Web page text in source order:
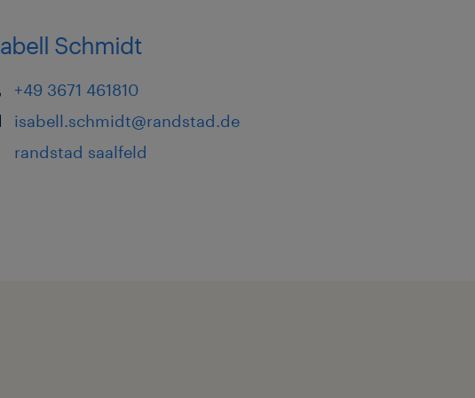
Schmidt
+49 3671 461810
isabell.schmidt@randstad.de
randstad saalfeld